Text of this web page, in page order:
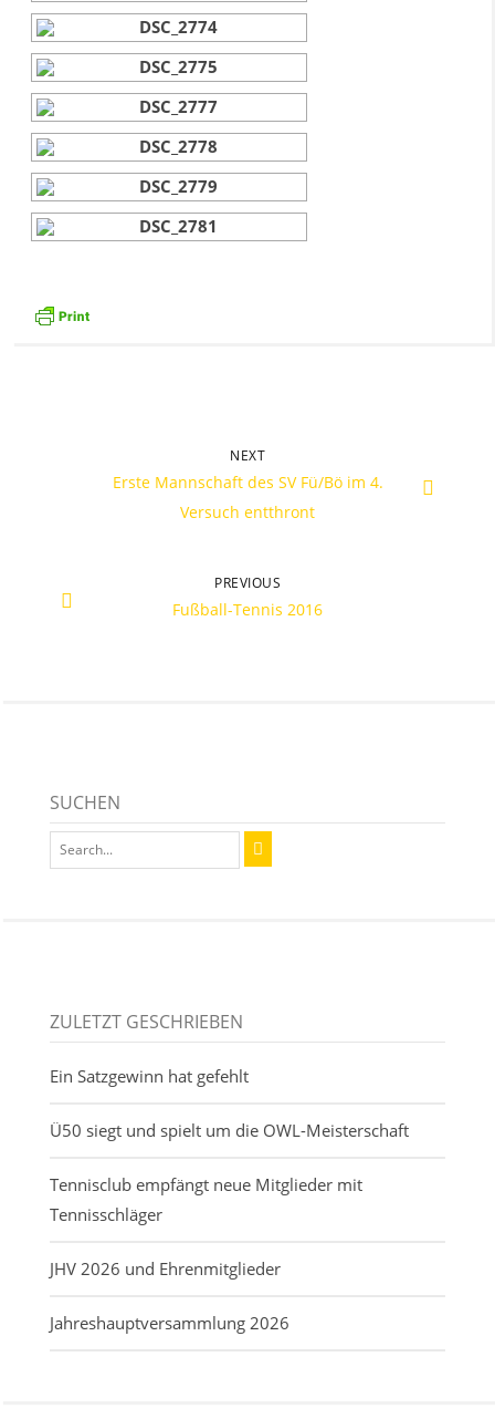
NEXT
Erste Mannschaft des SV Fü/Bö im 4.
Versuch entthront
PREVIOUS
Fußball-Tennis 2016
SUCHEN
ZULETZT GESCHRIEBEN
Ein Satzgewinn hat gefehlt
Ü50 siegt und spielt um die OWL-Meisterschaft
Tennisclub empfängt neue Mitglieder mit
Tennisschläger
JHV 2026 und Ehrenmitglieder
Jahreshauptversammlung 2026